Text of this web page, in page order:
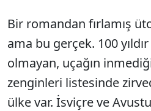
Bir romandan fırlamış
ama bu gerçek. 100
olmayan, uçağın
zenginleri listesinde
ülke var. İsviçre ve